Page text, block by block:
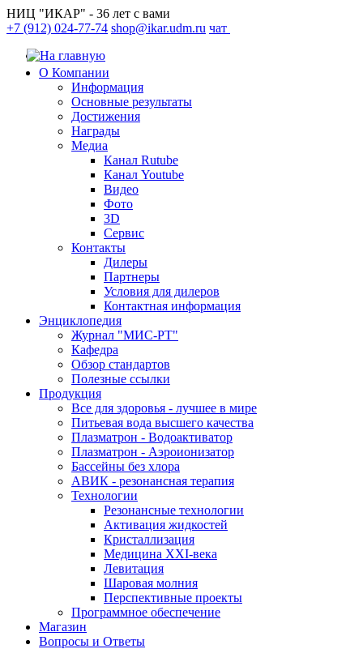
НИЦ "ИКАР" - 36 лет с вами
+7 (912) 024-77-74 shop@ikar.udm.ru чат
О Компании
Информация
Основные результаты
Достижения
Награды
Медиа
Канал Rutube
Канал Youtube
Видео
Фото
3D
Сервис
Контакты
Дилеры
Партнеры
Условия для дилеров
Контактная информация
Энциклопедия
Журнал "МИС-РТ"
Кафедра
Обзор стандартов
Полезные ссылки
Продукция
Все для здоровья - лучшее в мире
Питьевая вода высшего качества
Плазматрон - Водоактиватор
Плазматрон - Аэроионизатор
Бассейны без хлора
АВИК - резонансная терапия
Технологии
Резонансные технологии
Активация жидкостей
Кристаллизация
Медицина XXI-века
Левитация
Шаровая молния
Перспективные проекты
Программное обеспечение
Магазин
Вопросы и Ответы